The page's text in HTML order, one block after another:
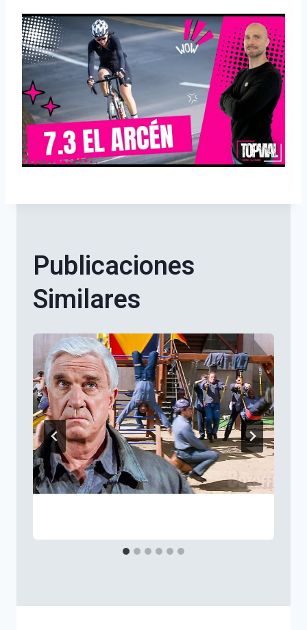
Publicaciones
Similares